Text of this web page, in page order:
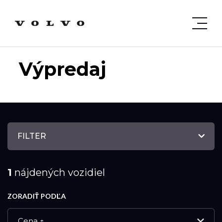
Výpredaj
FILTER
1 nájdených vozidiel
ZORADIŤ PODĽA